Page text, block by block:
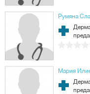
Румяна
Мария